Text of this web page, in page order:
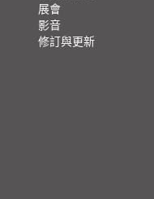
展會
影音
修訂與更新